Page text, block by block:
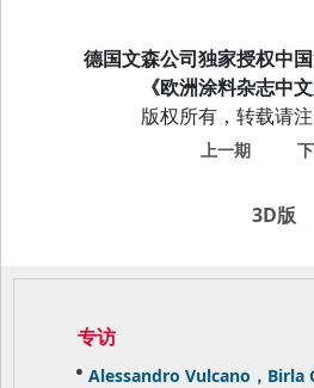
德国文森公司独家授权中
《欧洲涂料杂志中
版权所有，转载请
上一期
3D版
专访
Alessandro Vulcano，Birla